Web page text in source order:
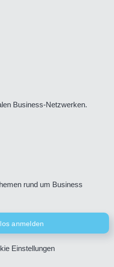
Business-Netzwerken.
rund um Business
anmelden
Einstellungen